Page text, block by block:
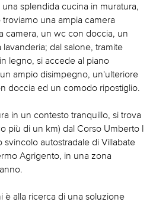
splendida cucina in muratura,
una ampia camera
camera, un wc con doccia, un
dal salone, tramite
legno, si accede al piano
ampio disimpegno, un'ulteriore
doccia ed un comodo ripostiglio.
in un contesto tranquillo, si trova
più di un km) dal Corso Umberto I
svincolo autostradale di Villabate
Agrigento, in una zona
è alla ricerca di una soluzione